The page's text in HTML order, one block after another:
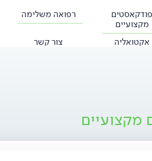
פודקאסטים
מקצועיים
רפואה משלימה
אקטואליה צור קשר
מקצועיים